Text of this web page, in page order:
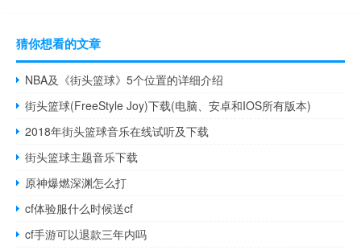
猜你想看的文章
NBA及《街头篮球》5个位置的详细介绍
街头篮球(FreeStyle Joy)下载(电脑、安卓和IOS所有版本)
2018年街头篮球音乐在线试听及下载
街头篮球主题音乐下载
原神爆燃深渊怎么打
cf体验服什么时候送cf
cf手游可以退款三年内吗